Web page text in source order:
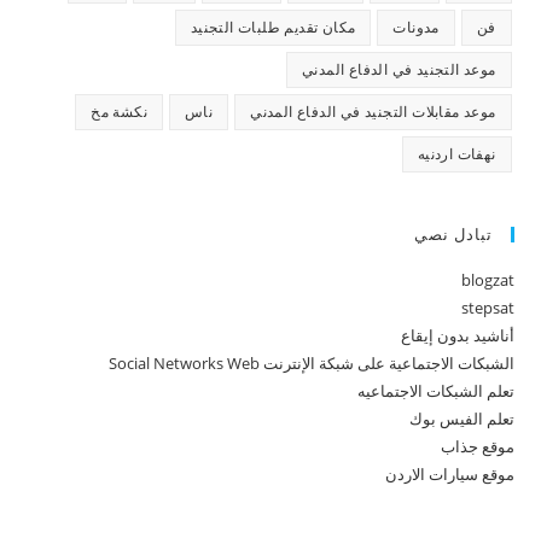
فن مدونات مكان تقديم طلبات التجنيد
موعد التجنيد في الدفاع المدني
موعد مقابلات التجنيد في الدفاع المدني ناس نكشة مخ
نهفات اردنيه
تبادل نصي
blogzat
stepsat
أناشيد بدون إيقاع
الشبكات الاجتماعية على شبكة الإنترنت Social Networks Web
تعلم الشبكات الاجتماعيه
تعلم الفيس بوك
موقع جذاب
موقع سيارات الاردن